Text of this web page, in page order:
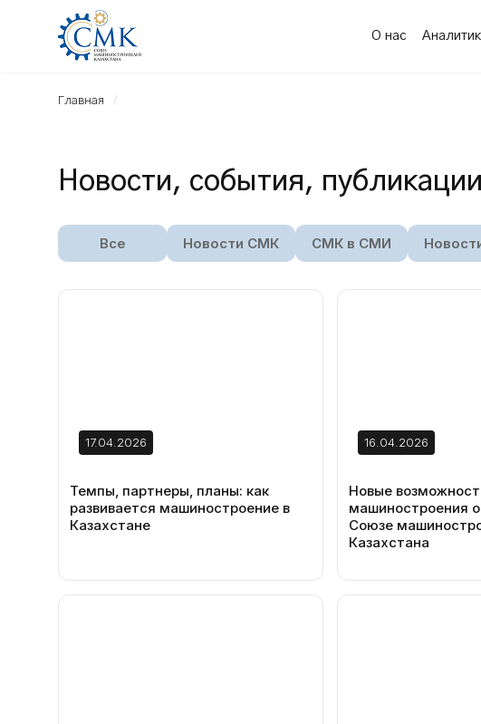
О нас
Главная
Новости, события, публикации
Все Новости СМК СМК в СМИ
17.04.2026
Темпы, партнеры, планы: как
развивается машиностроение в
Казахстане
16.04.2026
Новые
машиностроения
Союзе
Казахстана